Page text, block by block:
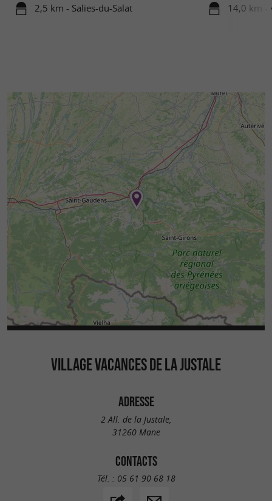
2,5 km - Salies-du-Salat 14,0 km -
VILLAGE VACANCES DE LA JUSTALE
ADRESSE
2 All. de la Justale,
31260 Mane
CONTACTS
Tél. : 05 61 90 68 18